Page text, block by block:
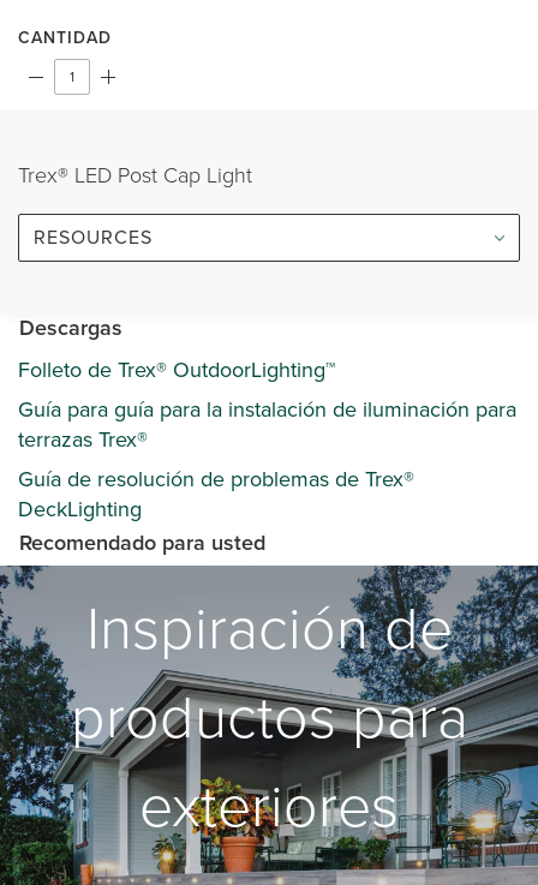
CANTIDAD
Trex® LED Post Cap Light
RESOURCES
Descargas
Folleto de Trex® OutdoorLighting™
Guía para guía para la instalación de iluminación para
terrazas Trex®
Guía de resolución de problemas de Trex®
DeckLighting
Recomendado para usted
Inspiración de
productos para
exteriores